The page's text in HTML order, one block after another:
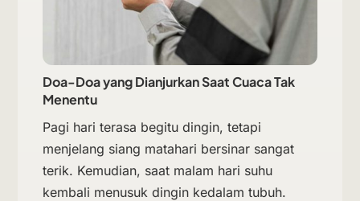
Doa-Doa yang Dianjurkan Saat Cuaca Tak
Menentu
Pagi hari terasa begitu dingin, tetapi
menjelang siang matahari bersinar sangat
terik. Kemudian, saat malam hari suhu
kembali menusuk dingin kedalam tubuh.